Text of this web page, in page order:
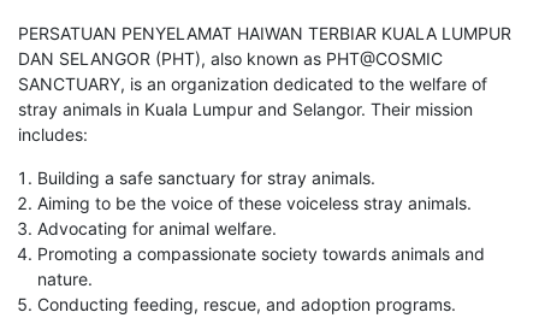
PERSATUAN PENYELAMAT HAIWAN TERBIAR KUALA LUMPUR
DAN SELANGOR (PHT), also known as PHT@COSMIC
SANCTUARY, is an organization dedicated to the welfare of
stray animals in Kuala Lumpur and Selangor. Their mission
includes:
Building a safe sanctuary for stray animals.
Aiming to be the voice of these voiceless stray animals.
Advocating for animal welfare.
Promoting a compassionate society towards animals and
nature.
Conducting feeding, rescue, and adoption programs.